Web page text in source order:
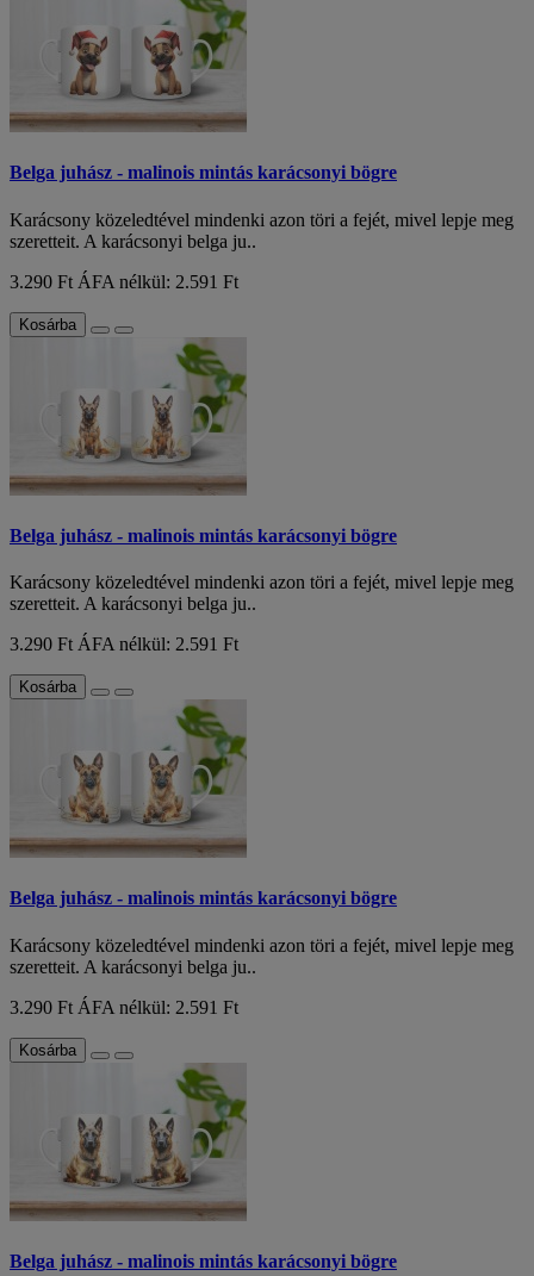
Belga juhász - malinois mintás karácsonyi bögre
Karácsony közeledtével mindenki azon töri a fejét, mivel lepje meg
szeretteit. A karácsonyi belga ju..
3.290 Ft ÁFA nélkül: 2.591 Ft
Kosárba
Belga juhász - malinois mintás karácsonyi bögre
Karácsony közeledtével mindenki azon töri a fejét, mivel lepje meg
szeretteit. A karácsonyi belga ju..
3.290 Ft ÁFA nélkül: 2.591 Ft
Kosárba
Belga juhász - malinois mintás karácsonyi bögre
Karácsony közeledtével mindenki azon töri a fejét, mivel lepje meg
szeretteit. A karácsonyi belga ju..
3.290 Ft ÁFA nélkül: 2.591 Ft
Kosárba
Belga juhász - malinois mintás karácsonyi bögre